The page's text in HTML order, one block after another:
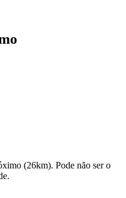
(26km). Pode não ser o